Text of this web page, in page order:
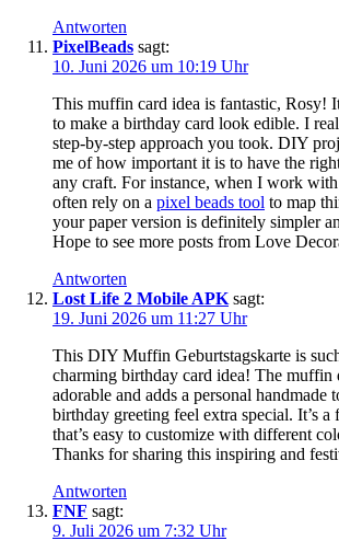
Antworten
PixelBeads sagt:
10. Juni 2026 um 10:19 Uhr
This muffin card idea is fantastic, Rosy!
to make a birthday card look edible. I
step-by-step approach you took. DIY
me of how important it is to have the
any craft. For instance, when I work
often rely on a pixel beads tool to map
your paper version is definitely simpler
Hope to see more posts from Love
Antworten
Lost Life 2 Mobile APK sagt:
19. Juni 2026 um 11:27 Uhr
This DIY Muffin Geburtstagskarte is
charming birthday card idea! The muffin
adorable and adds a personal handmade
birthday greeting feel extra special. It’s a
that’s easy to customize with different
Thanks for sharing this inspiring and
Antworten
FNF sagt:
9. Juli 2026 um 7:32 Uhr